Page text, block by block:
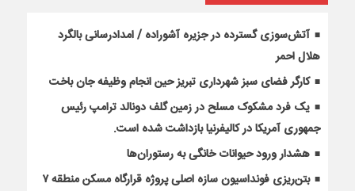
آتش‌سوزی گسترده در جزیره آشوراده / امدادرسانی بالگرد
هلال احمر
کارگر فضای سبز شهرداری تبریز حین انجام وظیفه جان باخت
یک فرد مشکوک مسلح در زمین گلف دونالد ترامپ رئیس
جمهوری آمریکا در کالیفرنیا بازداشت شده است.
هشدار ورود حیوانات خانگی به رستوران‌ها
بتن‌ریزی فونداسیون سازه اصلی پروژه قرارگاه مسکن منطقه ۷